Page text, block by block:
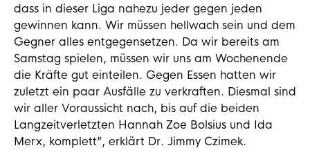
dass in dieser Liga nahezu jeder gegen jeden
gewinnen kann. Wir müssen hellwach sein und dem
Gegner alles entgegensetzen. Da wir bereits am
Samstag spielen, müssen wir uns am Wochenende
die Kräfte gut einteilen. Gegen Essen hatten wir
zuletzt ein paar Ausfälle zu verkraften. Diesmal sind
wir aller Voraussicht nach, bis auf die beiden
Langzeitverletzten Hannah Zoe Bolsius und Ida
Merx, komplett”, erklärt Dr. Jimmy Czimek.